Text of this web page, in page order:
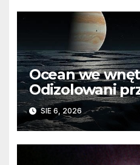
Ocean we
Odizolowani
barierę
SIE 6, 2026